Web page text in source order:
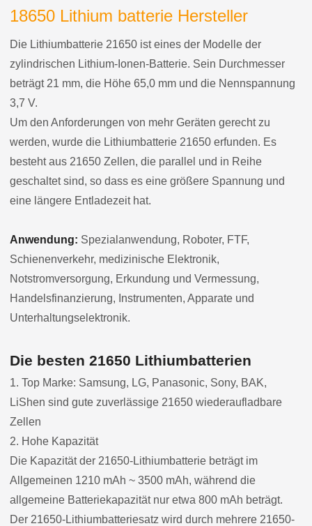
18650 Lithium batterie Hersteller
Die Lithiumbatterie 21650 ist eines der Modelle der
zylindrischen Lithium-Ionen-Batterie. Sein Durchmesser
beträgt 21 mm, die Höhe 65,0 mm und die Nennspannung
3,7 V.
Um den Anforderungen von mehr Geräten gerecht zu
werden, wurde die Lithiumbatterie 21650 erfunden. Es
besteht aus 21650 Zellen, die parallel und in Reihe
geschaltet sind, so dass es eine größere Spannung und
eine längere Entladezeit hat.
Anwendung: Spezialanwendung, Roboter, FTF,
Schienenverkehr, medizinische Elektronik,
Notstromversorgung, Erkundung und Vermessung,
Handelsfinanzierung, Instrumenten, Apparate und
Unterhaltungselektronik.
Die besten 21650 Lithiumbatterien
1. Top Marke: Samsung, LG, Panasonic, Sony, BAK,
LiShen sind gute zuverlässige 21650 wiederaufladbare
Zellen
2. Hohe Kapazität
Die Kapazität der 21650-Lithiumbatterie beträgt im
Allgemeinen 1210 mAh ~ 3500 mAh, während die
allgemeine Batteriekapazität nur etwa 800 mAh beträgt.
Der 21650-Lithiumbatteriesatz wird durch mehrere 21650-